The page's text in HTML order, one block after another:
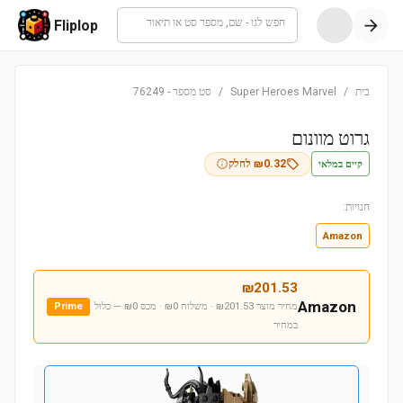
חפש לגו - שם, מספר סט או תיאור Fliplop
בית /
Super Heroes Marvel
/ סט מספר -
76249
גרוט מוונום
קיים במלאי ₪0.32 לחלק
חנויות:
Amazon
Amazon
₪201.53
מחיר מוצר ₪201.53 · משלוח ₪0 · מכס ₪0
— כלול
במחיר
Prime